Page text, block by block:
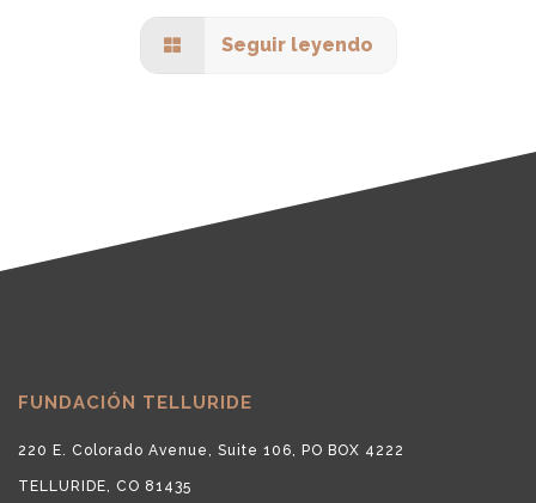
Seguir leyendo
FUNDACIÓN TELLURIDE
220 E. Colorado Avenue, Suite 106, PO BOX 4222
TELLURIDE, CO 81435